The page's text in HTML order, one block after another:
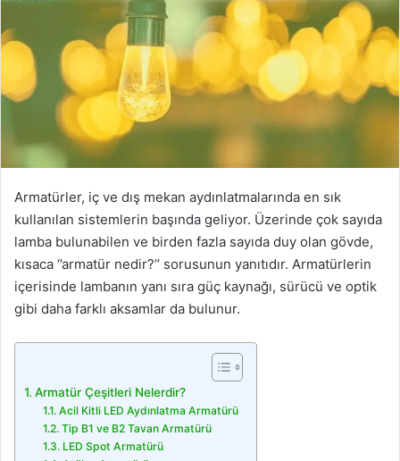
Armatürler, iç ve dış mekan aydınlatmalarında en sık
kullanılan sistemlerin başında geliyor. Üzerinde çok sayıda
lamba bulunabilen ve birden fazla sayıda duy olan gövde,
kısaca ‘’armatür nedir?’’ sorusunun yanıtıdır. Armatürlerin
içerisinde lambanın yanı sıra güç kaynağı, sürücü ve optik
gibi daha farklı aksamlar da bulunur.
Armatür Çeşitleri Nelerdir?
Acil Kitli LED Aydınlatma Armatürü
Tip B1 ve B2 Tavan Armatürü
LED Spot Armatürü